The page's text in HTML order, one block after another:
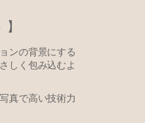
ンの背景にする
しく包み込むよ
真で高い技術力